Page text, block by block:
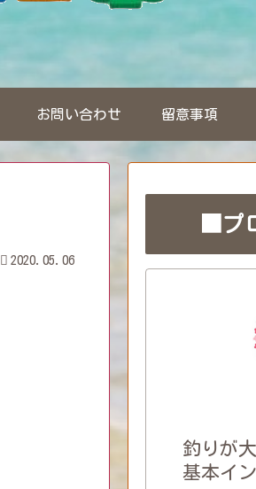
お問い合わせ 留意事項
2020.05.06
■プロ
釣りが
基本イ